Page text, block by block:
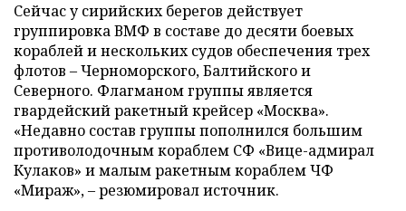
Сейчас у сирийских берегов действует
группировка ВМФ в составе до десяти боевых
кораблей и нескольких судов обеспечения трех
флотов – Черноморского, Балтийского и
Северного. Флагманом группы является
гвардейский ракетный крейсер «Москва».
«Недавно состав группы пополнился большим
противолодочным кораблем СФ «Вице-адмирал
Кулаков» и малым ракетным кораблем ЧФ
«Мираж», – резюмировал источник.